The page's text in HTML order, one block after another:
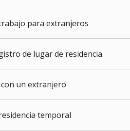
para extranjeros
de lugar de residencia.
un extranjero
temporal